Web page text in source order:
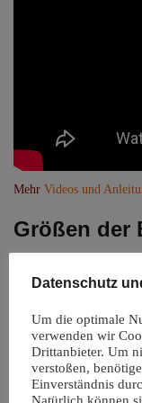
Mehr Videos und
Größen der
Größe Stegbreite
Babysize 18–37 cm
Standard 22–43 cm
Datenschutz
Um die optimale
verwenden wir
Drittanbieter. Um
verstoßen,
Einverständnis